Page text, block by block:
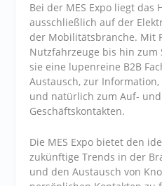
Bei der MES Expo liegt das
ausschließlich auf der
der Mobilitätsbranche. Mit
Nutzfahrzeuge bis hin
sie eine lupenreine B2B
Austausch, zur
und natürlich zum Auf-
Geschäftskontakten.
Die MES Expo bietet den
zukünftige Trends in der
und den Austausch von